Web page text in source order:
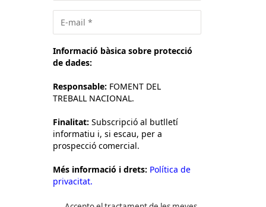
Informació bàsica sobre protecció
de dades:
Responsable: FOMENT DEL
TREBALL NACIONAL.
Finalitat: Subscripció al butlletí
informatiu i, si escau, per a
prospecció comercial.
Més informació i drets: Política de
privacitat.